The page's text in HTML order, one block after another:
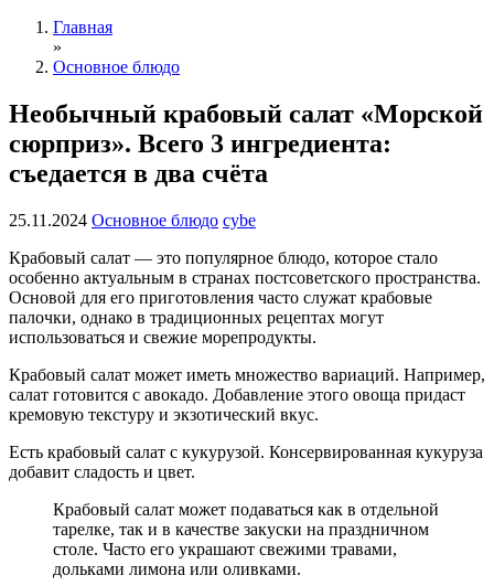
Главная
»
Основное блюдо
Необычный крабовый салат «Морской
сюрприз». Всего 3 ингредиента:
съедается в два счёта
25.11.2024 Основное блюдо cybe
Крабовый салат — это популярное блюдо, которое стало
особенно актуальным в странах постсоветского пространства.
Основой для его приготовления часто служат крабовые
палочки, однако в традиционных рецептах могут
использоваться и свежие морепродукты.
Крабовый салат может иметь множество вариаций. Например,
салат готовится с авокадо. Добавление этого овоща придаст
кремовую текстуру и экзотический вкус.
Есть крабовый салат с кукурузой. Консервированная кукуруза
добавит сладость и цвет.
Крабовый салат может подаваться как в отдельной
тарелке, так и в качестве закуски на праздничном
столе. Часто его украшают свежими травами,
дольками лимона или оливками.